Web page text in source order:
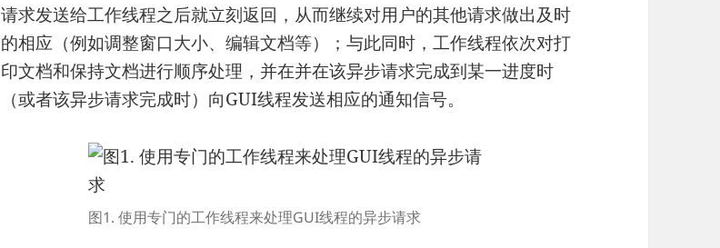
请求发送给工作线程之后就立刻返回，从而继续对用户的其他请求做出及时
的相应（例如调整窗口大小、编辑文档等）；与此同时，工作线程依次对打
印文档和保持文档进行顺序处理，并在并在该异步请求完成到某一进度时
（或者该异步请求完成时）向GUI线程发送相应的通知信号。
图1. 使用专门的工作线程来处理GUI线程的异步请求